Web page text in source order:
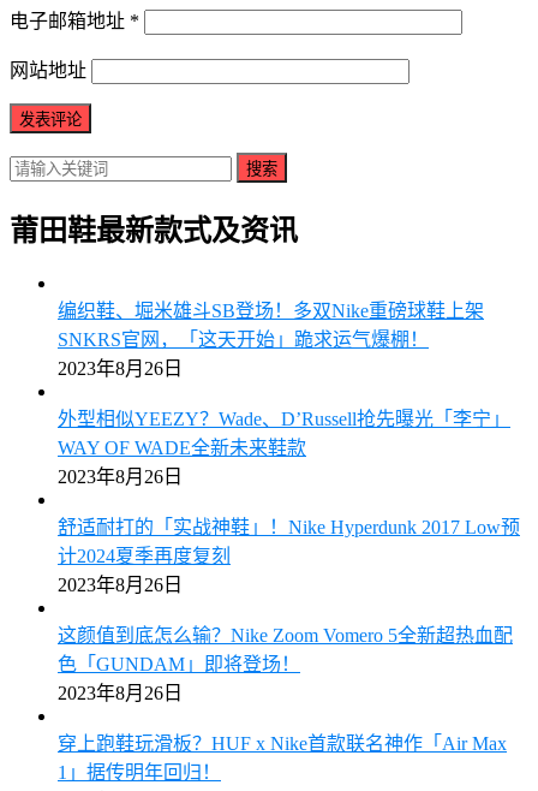
电子邮箱地址 *
网站地址
搜索
莆田鞋最新款式及资讯
编织鞋、堀米雄斗SB登场！多双Nike重磅球鞋上架
SNKRS官网，「这天开始」跪求运气爆棚！
2023年8月26日
外型相似YEEZY？Wade、D’Russell抢先曝光「李宁」
WAY OF WADE全新未来鞋款
2023年8月26日
舒适耐打的「实战神鞋」！Nike Hyperdunk 2017 Low预
计2024夏季再度复刻
2023年8月26日
这颜值到底怎么输？Nike Zoom Vomero 5全新超热血配
色「GUNDAM」即将登场！
2023年8月26日
穿上跑鞋玩滑板？HUF x Nike首款联名神作「Air Max
1」据传明年回归！